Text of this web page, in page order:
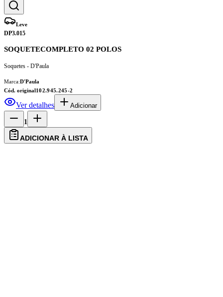
Leve
DP3.015
SOQUETECOMPLETO 02 POLOS
Soquetes - D'Paula
Marca:D'Paula
Cód. original102.945.245-2
Ver detalhes Adicionar
1
ADICIONAR À LISTA